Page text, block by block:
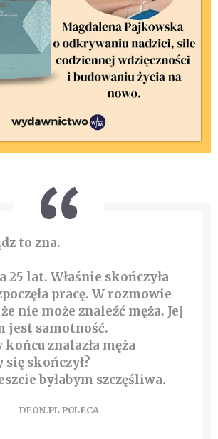
to zna.
25 lat. Właśnie skończyła
pracę. W rozmowie
nie może znaleźć męża. Jej
jest samotność.
końcu znalazła męża
skończył?
byłabym szczęśliwa.
DEON.PL POLECA